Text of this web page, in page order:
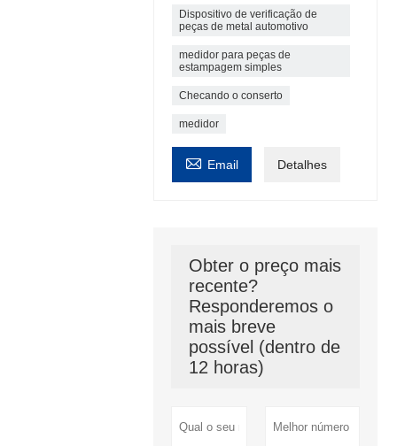
Dispositivo de verificação de
peças de metal automotivo
medidor para peças de
estampagem simples
Checando o conserto
medidor
 Email Detalhes
Obter o preço mais
recente?
Responderemos o
mais breve
possível (dentro de
12 horas)